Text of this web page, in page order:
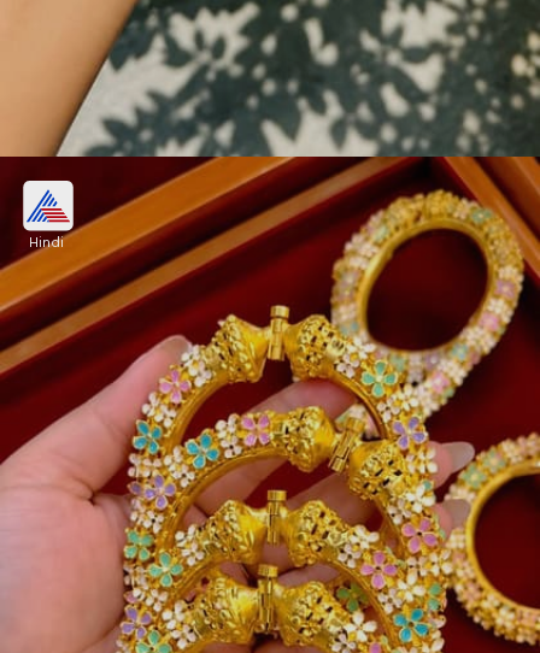
फ्लोरल गोलप बाला
फ्लोरल स्टाइल में गोलप बाला बैंगल की ये डिजाइन आप
आर्टिफिशियल के साथ साथ गोल्ड या सिल्वर में बनवी सकते हैं।
ओपन स्टाइल में होने के कारण आप इसे आसानी से पहन सकते
हैं।
Image credits: goinar_bakshyo
Hindi